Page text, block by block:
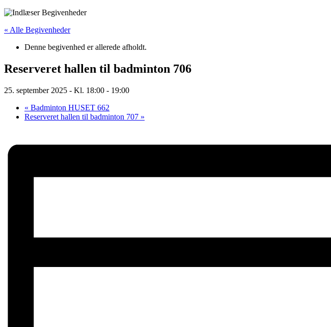
« Alle Begivenheder
Denne begivenhed er allerede afholdt.
Reserveret hallen til badminton 706
25. september 2025 - Kl. 18:00 - 19:00
« Badminton HUSET 662
Reserveret hallen til badminton 707 »